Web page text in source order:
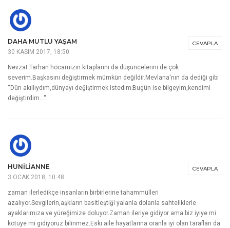
CEVAPLA
DAHA MUTLU YAŞAM
30 KASIM 2017, 18:50
Nevzat Tarhan hocamızın kitaplarını da düşüncelerini de çok
severim.Başkasını değiştirmek mümkün değildir.Mevlana'nın da dediği gibi
''Dün akıllıydım,dünyayı değiştirmek istedim;Bugün ise bilgeyim,kendimi
değiştirdim…''
CEVAPLA
HUNILIANNE
3 OCAK 2018, 10:48
zaman ilerledikçe insanların birbirlerine tahammülleri
azalıyor.Sevgilerin,aşkların basitleştiği yalanla dolanla sahteliklerle
ayaklarımıza ve yüreğimize doluyor.Zaman ileriye gidiyor ama biz iyiye mi
kötüye mi gidiyoruz bilinmez.Eski aile hayatlarına oranla iyi olan tarafları da